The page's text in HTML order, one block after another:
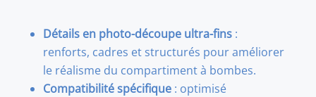
Détails en photo-découpe ultra-fins:
renforts, cadres et structurés pour améliorer
le réalisme du compartiment à bombes.
Compatibilité spécifique: optimisé